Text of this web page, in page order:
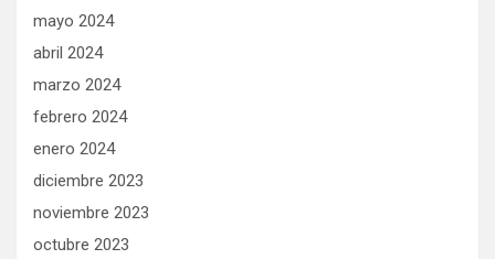
mayo 2024
abril 2024
marzo 2024
febrero 2024
enero 2024
diciembre 2023
noviembre 2023
octubre 2023